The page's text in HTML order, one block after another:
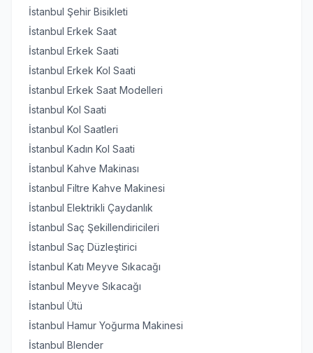
İstanbul Şehir Bisikleti
İstanbul Erkek Saat
İstanbul Erkek Saati
İstanbul Erkek Kol Saati
İstanbul Erkek Saat Modelleri
İstanbul Kol Saati
İstanbul Kol Saatleri
İstanbul Kadın Kol Saati
İstanbul Kahve Makinası
İstanbul Filtre Kahve Makinesi
İstanbul Elektrikli Çaydanlık
İstanbul Saç Şekillendiricileri
İstanbul Saç Düzleştirici
İstanbul Katı Meyve Sıkacağı
İstanbul Meyve Sıkacağı
İstanbul Ütü
İstanbul Hamur Yoğurma Makinesi
İstanbul Blender